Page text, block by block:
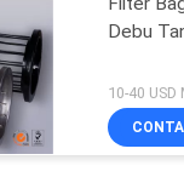
Debu
10-40 USD